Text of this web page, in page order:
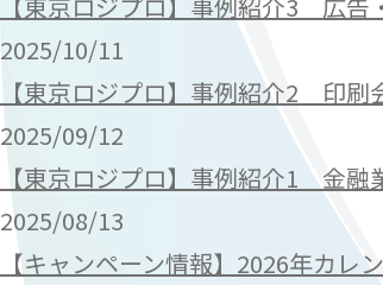
【東京ロジプロ】事例紹介3 広告
2025/10/11
【東京ロジプロ】事例紹介2 印刷
2025/09/12
【東京ロジプロ】事例紹介1 金融
2025/08/13
【キャンペーン情報】2026年カレ